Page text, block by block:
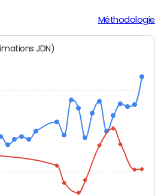
Méthodologie
: estimations JDN)